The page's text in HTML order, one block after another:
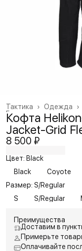
Одежда ›
Тактика
›
Главная
Кофта
Jacket-Grid
8 500 ₽
Цвет: Black
Black
Coyote
Размер: S/Regular
S
S/Regular
Преимущества
Доставим в
Примерьте
Оплачивайте